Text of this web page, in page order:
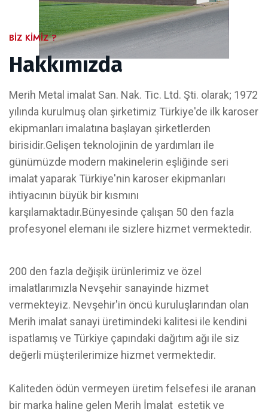
BIZ KIMIZ ?
Hakkımızda
Merih Metal imalat San. Nak. Tic. Ltd. Şti. olarak; 1972
yılında kurulmuş olan şirketimiz Türkiye'de ilk karoser
ekipmanları imalatına başlayan şirketlerden
birisidir.Gelişen teknolojinin de yardımları ile
günümüzde modern makinelerin eşliğinde seri
imalat yaparak Türkiye'nin karoser ekipmanları
ihtiyacının büyük bir kısmını
karşılamaktadır.Bünyesinde çalışan 50 den fazla
profesyonel elemanı ile sizlere hizmet vermektedir.
200 den fazla değişik ürünlerimiz ve özel
imalatlarımızla Nevşehir sanayinde hizmet
vermekteyiz. Nevşehir'in öncü kuruluşlarından olan
Merih imalat sanayi üretimindeki kalitesi ile kendini
ispatlamış ve Türkiye çapındaki dağıtım ağı ile siz
değerli müşterilerimize hizmet vermektedir.
Kaliteden ödün vermeyen üretim felsefesi ile aranan
bir marka haline gelen Merih İmalat estetik ve